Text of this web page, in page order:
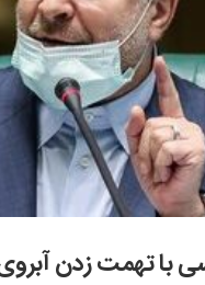
با تهمت زدن